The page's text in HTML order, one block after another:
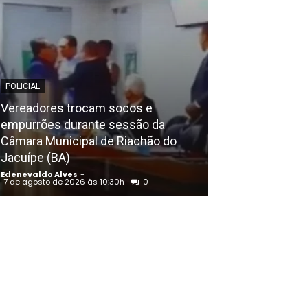
POLICIAL
Vereadores trocam socos e
empurrões durante sessão da
Câmara Municipal de Riachão do
Jacuípe (BA)
Edenevaldo Alves -
7 de agosto de 2026 às 10:30h 0